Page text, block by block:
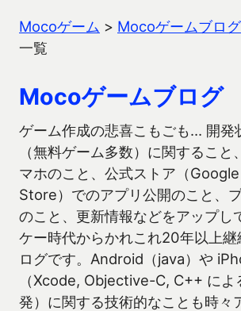
Mocoゲーム > Mocoゲームブログ
一覧
Mocoゲームブログ
ゲーム作成の悲喜こもごも… 開発
（無料ゲーム多数）に関すること
マホのこと、公式ストア（
Store）でのアプリ公開のこと、
のこと、更新情報などをアップし
ケー時代からかれこれ20年以上
ログです。Android（java）や
（Xcode, Objective-C, C++ によ
発）に関する技術的なことも時々